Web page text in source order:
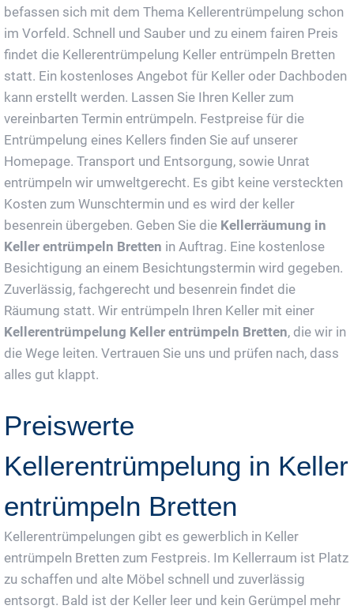
befassen sich mit dem Thema Kellerentrümpelung schon
im Vorfeld. Schnell und Sauber und zu einem fairen Preis
findet die Kellerentrümpelung Keller entrümpeln Bretten
statt. Ein kostenloses Angebot für Keller oder Dachboden
kann erstellt werden. Lassen Sie Ihren Keller zum
vereinbarten Termin entrümpeln. Festpreise für die
Entrümpelung eines Kellers finden Sie auf unserer
Homepage. Transport und Entsorgung, sowie Unrat
entrümpeln wir umweltgerecht. Es gibt keine versteckten
Kosten zum Wunschtermin und es wird der keller
besenrein übergeben. Geben Sie die Kellerräumung in
Keller entrümpeln Bretten in Auftrag. Eine kostenlose
Besichtigung an einem Besichtungstermin wird gegeben.
Zuverlässig, fachgerecht und besenrein findet die
Räumung statt. Wir entrümpeln Ihren Keller mit einer
Kellerentrümpelung Keller entrümpeln Bretten, die wir in
die Wege leiten. Vertrauen Sie uns und prüfen nach, dass
alles gut klappt.
Preiswerte
Kellerentrümpelung in Keller
entrümpeln Bretten
Kellerentrümpelungen gibt es gewerblich in Keller
entrümpeln Bretten zum Festpreis. Im Kellerraum ist Platz
zu schaffen und alte Möbel schnell und zuverlässig
entsorgt. Bald ist der Keller leer und kein Gerümpel mehr